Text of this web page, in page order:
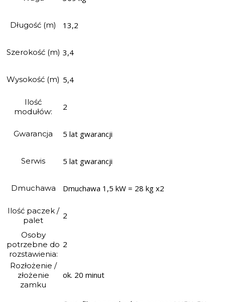
Długość (m) 13,2
Szerokość (m) 3,4
Wysokość (m) 5,4
Ilość
modułów:
2
Gwarancja 5 lat gwarancji
Serwis 5 lat gwarancji
Dmuchawa Dmuchawa 1,5 kW = 28 kg x2
Ilość paczek /
palet
2
Osoby
potrzebne do
rozstawienia:
2
Rozłożenie /
złożenie
zamku
ok. 20 minut